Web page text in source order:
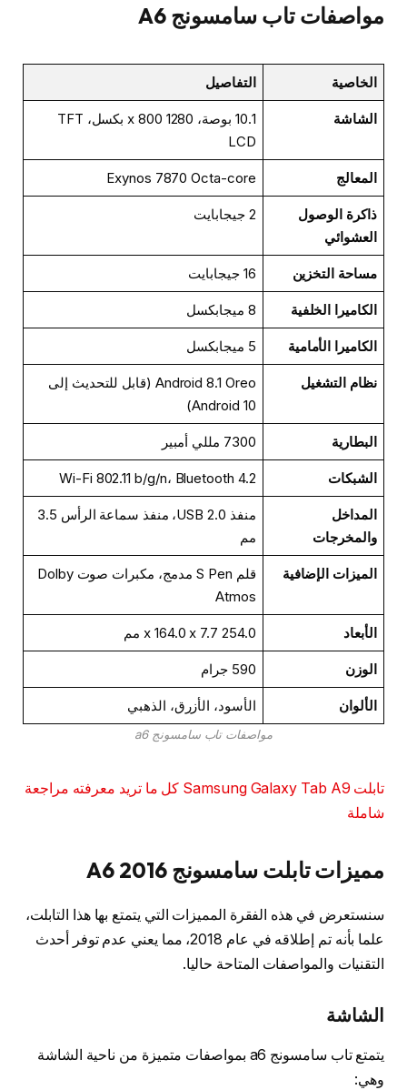
مواصفات تاب سامسونج A6
الخاصية التفاصيل
الشاشة
10.1 بوصة، 1280 x 800 بكسل، TFT
LCD
المعالج Exynos 7870 Octa-core
ذاكرة الوصول
العشوائي
2 جيجابايت
مساحة التخزين 16 جيجابايت
الكاميرا الخلفية 8 ميجابكسل
الكاميرا الأمامية 5 ميجابكسل
نظام التشغيل
Android 8.1 Oreo (قابل للتحديث إلى
Android 10)
البطارية 7300 مللي أمبير
الشبكات Wi-Fi 802.11 b/g/n، Bluetooth 4.2
المداخل
والمخرجات
منفذ USB 2.0، منفذ سماعة الرأس 3.5
مم
الميزات الإضافية
قلم S Pen مدمج، مكبرات صوت Dolby
Atmos
الأبعاد 254.0 x 164.0 x 7.7 مم
الوزن 590 جرام
الألوان الأسود، الأزرق، الذهبي
مواصفات تاب سامسونج a6
تابلت Samsung Galaxy Tab A9 كل ما تريد معرفته مراجعة
شاملة
مميزات تابلت سامسونج A6 2016
سنستعرض في هذه الفقرة المميزات التي يتمتع بها هذا التابلت،
علما بأنه تم إطلاقه في عام 2018، مما يعني عدم توفر أحدث
التقنيات والمواصفات المتاحة حاليا.
الشاشة
يتمتع تاب سامسونج a6 بمواصفات متميزة من ناحية الشاشة
وهي: